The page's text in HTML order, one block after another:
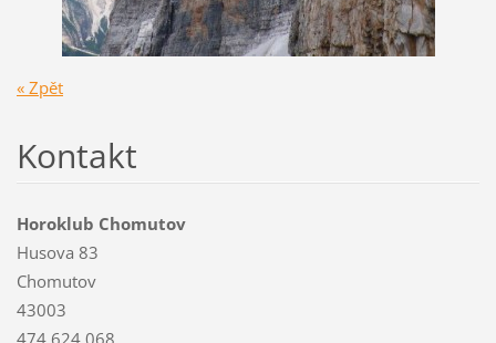
« Zpět
Kontakt
Horoklub Chomutov
Husova 83
Chomutov
43003
474 624 068